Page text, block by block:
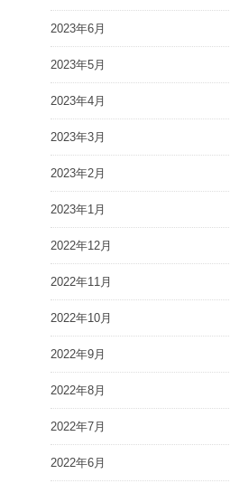
2023年6月
2023年5月
2023年4月
2023年3月
2023年2月
2023年1月
2022年12月
2022年11月
2022年10月
2022年9月
2022年8月
2022年7月
2022年6月